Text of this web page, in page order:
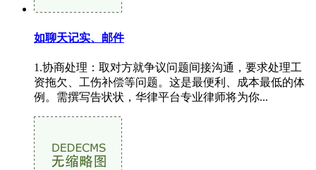
如聊天记实、邮件
1.协商处理：取对方就争议问题间接沟通，要求处理工
资拖欠、工伤补偿等问题。这是最便利、成本最低的体
例。需撰写告状状，华律平台专业律师将为你...